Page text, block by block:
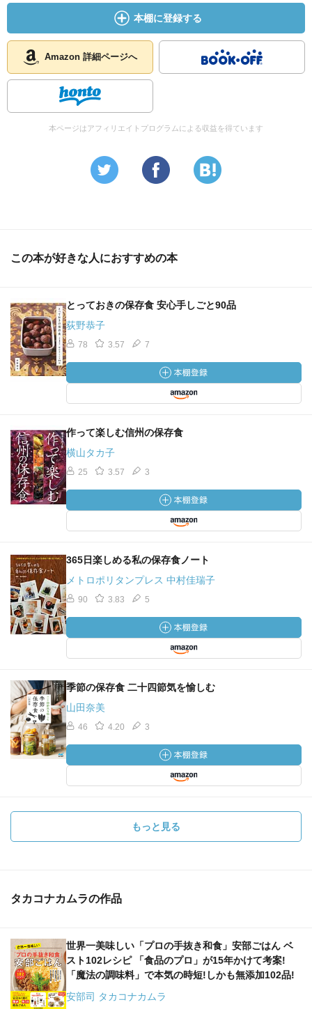
本棚に登録する
Amazon 詳細ページへ
本ページはアフィリエイトプログラムによる収益を得ています
この本が好きな人におすすめの本
とっておきの保存食 安心手しごと90品
荻野恭子
78 3.57 7
作って楽しむ信州の保存食
横山タカ子
25 3.57 3
365日楽しめる私の保存食ノート
メトロポリタンプレス 中村佳瑞子
90 3.83 5
季節の保存食 二十四節気を愉しむ
山田奈美
46 4.20 3
もっと見る
タカコナカムラの作品
世界一美味しい「プロの手抜き和食」安部ごはん ベ
スト102レシピ 「食品のプロ」が15年かけて考案!
「魔法の調味料」で本気の時短!しかも無添加102品!
安部司 タカコナカムラ